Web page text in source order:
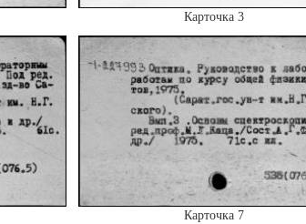
Карточка 3
Карточка 7